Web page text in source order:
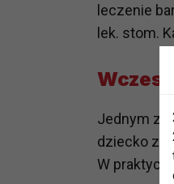
leczenie
lek. stom.
Jednym z
dziecko
W